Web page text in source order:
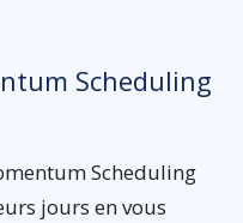
Scheduling
Scheduling
jours en vous